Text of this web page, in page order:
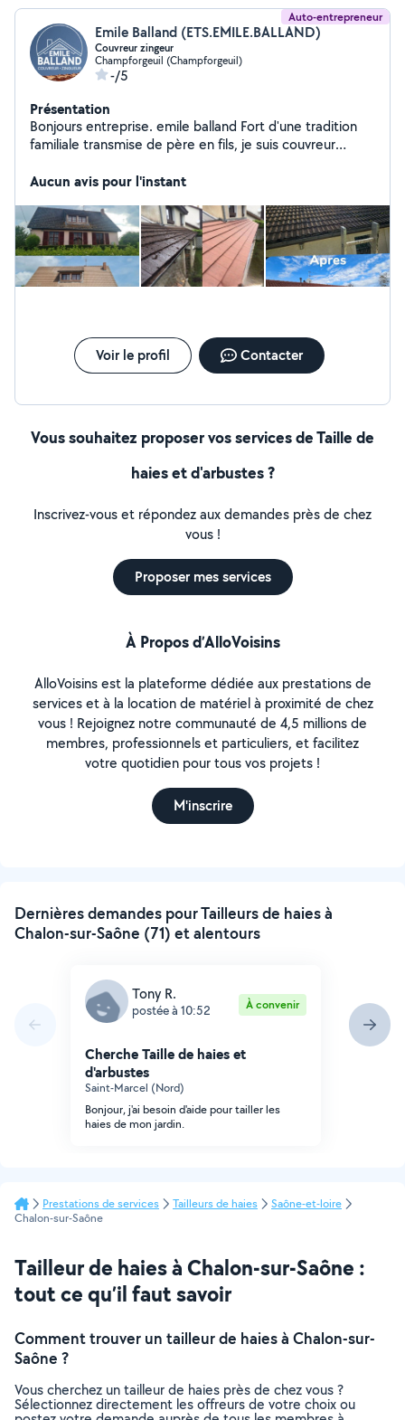
Auto-entrepreneur
Emile Balland (ETS.EMILE.BALLAND)
Couvreur zingeur
Champforgeuil (Champforgeuil)
-/5
Présentation
Bonjours entreprise. emile balland Fort d'une tradition
familiale transmise de père en fils, je suis couvreur
perfectionnement. Mon parcours professionnel est
sincère pour les métiers du bâtiment. Je m'engage à
offrir des prestations d'une qualité irréprochable, en
mettant mon expertise au service de vos projets. Mon
ambition me pousse à relever chaque défi avec
détermination, en recherchant sans cesse les solutions
vos attentes les plus exigeantes.
Aucun avis pour l'instant
Voir le profil Contacter
Vous souhaitez proposer vos services de Taille de
haies et d'arbustes ?
Inscrivez-vous et répondez aux demandes près de chez
vous !
Proposer mes services
À Propos d’AlloVoisins
AlloVoisins est la plateforme dédiée aux prestations de
services et à la location de matériel à proximité de chez
vous ! Rejoignez notre communauté de 4,5 millions de
membres, professionnels et particuliers, et facilitez
votre quotidien pour tous vos projets !
M'inscrire
Dernières demandes pour Tailleurs de haies à
Chalon-sur-Saône (71) et alentours
Tony R.
postée à 10:52 À convenir
Cherche Taille de haies et
d'arbustes
Saint-Marcel (Nord)
Bonjour, j'ai besoin d'aide pour tailler les
haies de mon jardin.
Prestations de services Tailleurs de haies
Saône-et-loire
Chalon-sur-Saône
Tailleur de haies à Chalon-sur-Saône :
tout ce qu’il faut savoir
Comment trouver un tailleur de haies à Chalon-sur-
Saône ?
Vous cherchez un tailleur de haies près de chez vous ?
Sélectionnez directement les offreurs de votre choix ou